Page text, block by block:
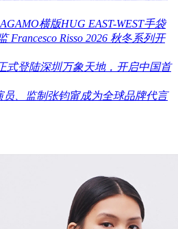
横版HUG EAST-WEST手袋
Francesco Risso 2026 秋冬系列开
式登陆深圳万象天地，开启中国首
员、监制张钧甯成为全球品牌代言